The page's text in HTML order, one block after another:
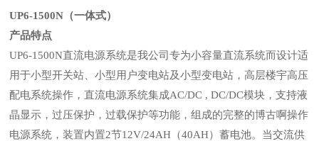
UP6-1500N （一体式）
产品特点
UP6-1500N直流电源系统是我公司专为小容量直流系统而设计适
用于小型开关站、小型用户变电站及小型变电站，高层楼宇高压
配电系统操作，直流电源系统集成AC/DC , DC/DC模块，支持液
晶显示，过压保护，过载保护等功能，组成的完整的博古啊操作
电源系统，装置内置2节12V/24AH（40AH）蓄电池。当交流供